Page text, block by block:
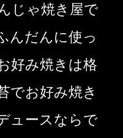
じゃ焼き屋で
んだんに使っ
好み焼きは格
でお好み焼き
ュースならで